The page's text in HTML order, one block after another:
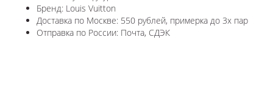
Бренд: Louis Vuitton
Доставка по Москве: 550 рублей, примерка до 3х пар
Отправка по России: Почта, СДЭК